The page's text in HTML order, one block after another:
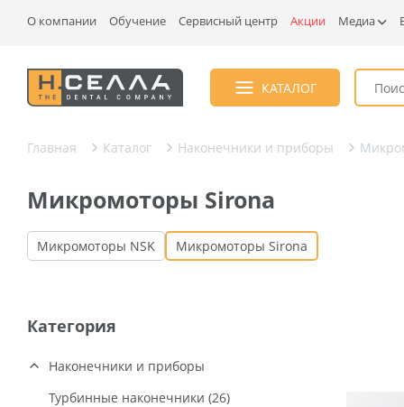
О компании Обучение Сервисный центр Акции Медиа
КАТАЛОГ
Главная Каталог Наконечники и приборы
Микромоторы Sirona
Микромоторы NSK Микромоторы Sirona
Категория
Наконечники и приборы
Турбинные наконечники (26)